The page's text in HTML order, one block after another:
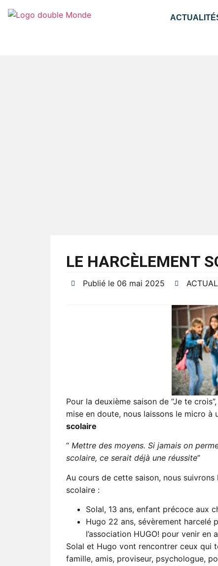
LE HARCÈLEMENT
Publié le 06 mai 2025
Pour la deuxième saison de “Je te
mise en doute, nous laissons le micro à
scolaire
“ Mettre des moyens. Si jamais on
scolaire, ce serait déjà une réussite”
Au cours de cette saison, nous
scolaire :
Solal, 13 ans, enfant précoce aux
Hugo 22 ans, sévèrement harcelé
l’association HUGO! pour venir
Solal et Hugo vont rencontrer ceux qui
famille, amis, proviseur, psychologue,